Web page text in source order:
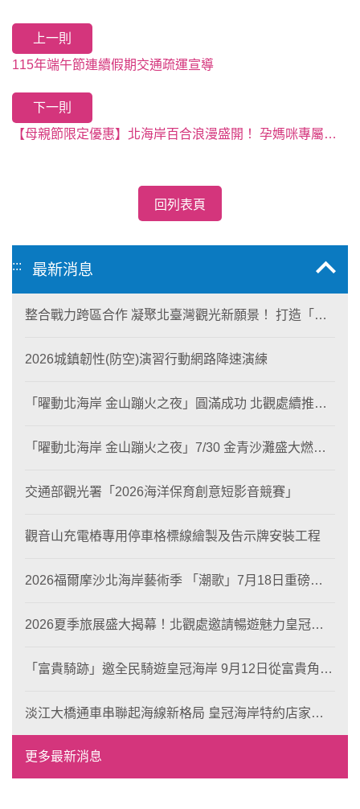
上一則
115年端午節連續假期交通疏運宣導
下一則
【母親節限定優惠】北海岸百合浪漫盛開！ 孕媽咪專屬免票入園，預約一場最美的看海百合之旅
回列表頁
::: 最新消息
整合戰力跨區合作 凝聚北臺灣觀光新願景！ 打造「生
2026城鎮韌性(防空)演習行動網路降速演練
「曜動北海岸 金山蹦火之夜」圓滿成功 北觀處續推照
「曜動北海岸 金山蹦火之夜」7/30 金青沙灘盛大燃
交通部觀光署「2026海洋保育創意短影音競賽」
觀音山充電樁專用停車格標線繪製及告示牌安裝工程
2026福爾摩沙北海岸藝術季 「潮歌」7月18日重磅登
2026夏季旅展盛大揭幕！北觀處邀請暢遊魅力皇冠海
「富貴騎跡」邀全民騎遊皇冠海岸 9月12日從富貴角出
淡江大橋通車串聯起海線新格局 皇冠海岸特約店家、
風格形塑即日起開放報名
更多最新消息